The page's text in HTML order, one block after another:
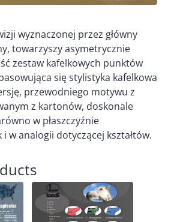
wyznaczonej przez główny
towarzyszy asymetrycznie
zestaw kafelkowych punktów
się stylistyka kafelkowa
przewodniego motywu z
z kartonów, doskonale
w płaszczyźnie
w analogii dotyczącej kształtów.